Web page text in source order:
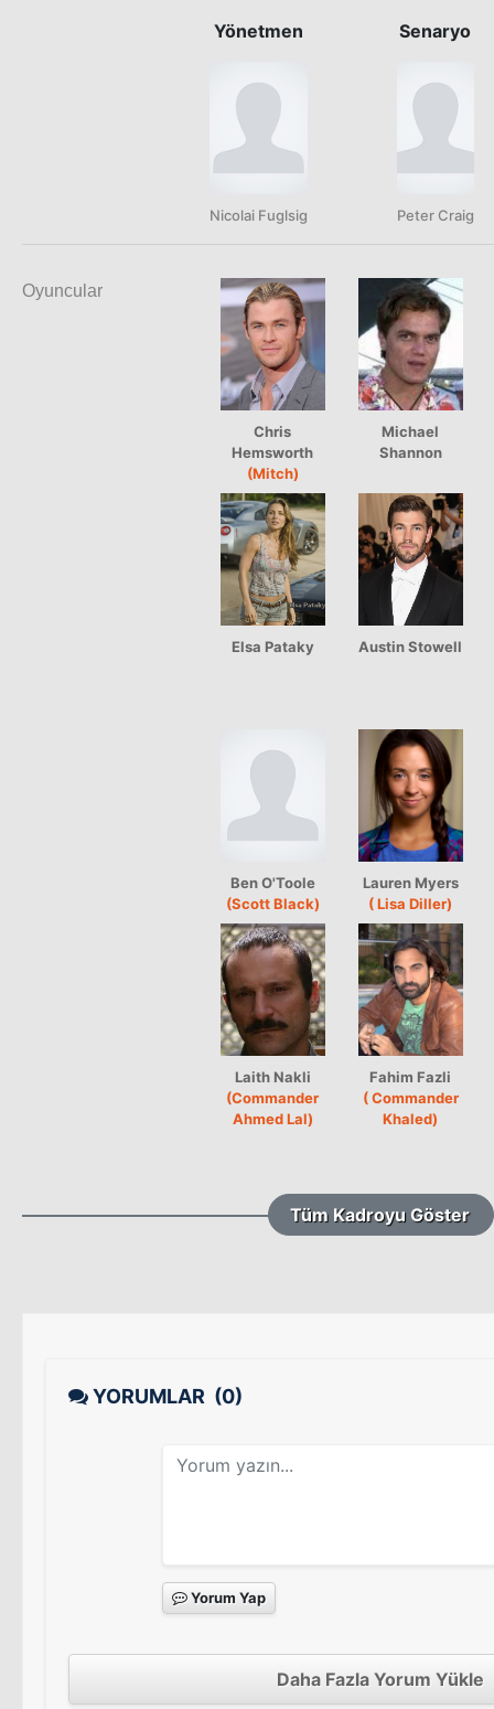
Yönetmen
Nicolai Fuglsig
Senaryo
Peter Craig
Oyuncular
Chris
Hemsworth
(Mitch)
Michael
Shannon
Elsa Pataky Austin Stowell
Ben O'Toole
(Scott Black)
Lauren Myers
( Lisa Diller)
Laith Nakli
(Commander
Ahmed Lal)
Fahim Fazli
( Commander
Khaled)
Tüm Kadroyu Göster
YORUMLAR (0)
Yorum Yap
Daha Fazla Yorum Yükle